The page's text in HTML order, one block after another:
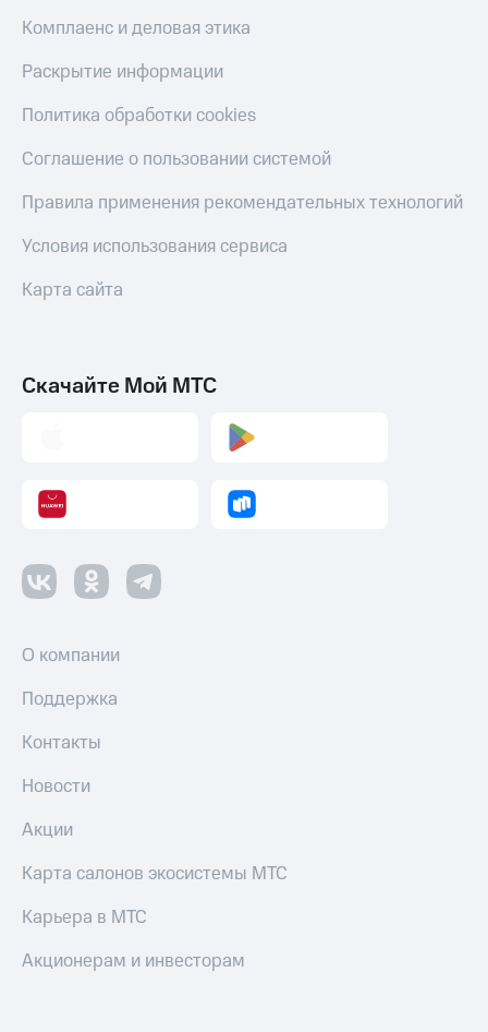
Комплаенс и деловая этика
Раскрытие информации
Политика обработки cookies
Соглашение о пользовании системой
Правила применения рекомендательных технологий
Условия использования сервиса
Карта сайта
Скачайте Мой МТС
О компании
Поддержка
Контакты
Новости
Акции
Карта салонов экосистемы МТС
Карьера в МТС
Акционерам и инвесторам